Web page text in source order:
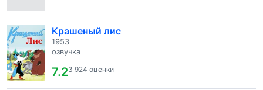
Крашеный лис
1953
озвучка
7.23 924 оценки